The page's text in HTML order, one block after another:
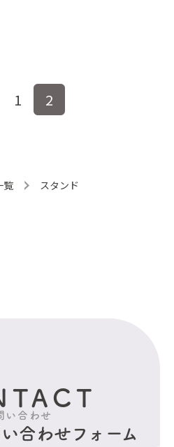
1 2
覧 スタンド
い合わせ
合わせフォーム